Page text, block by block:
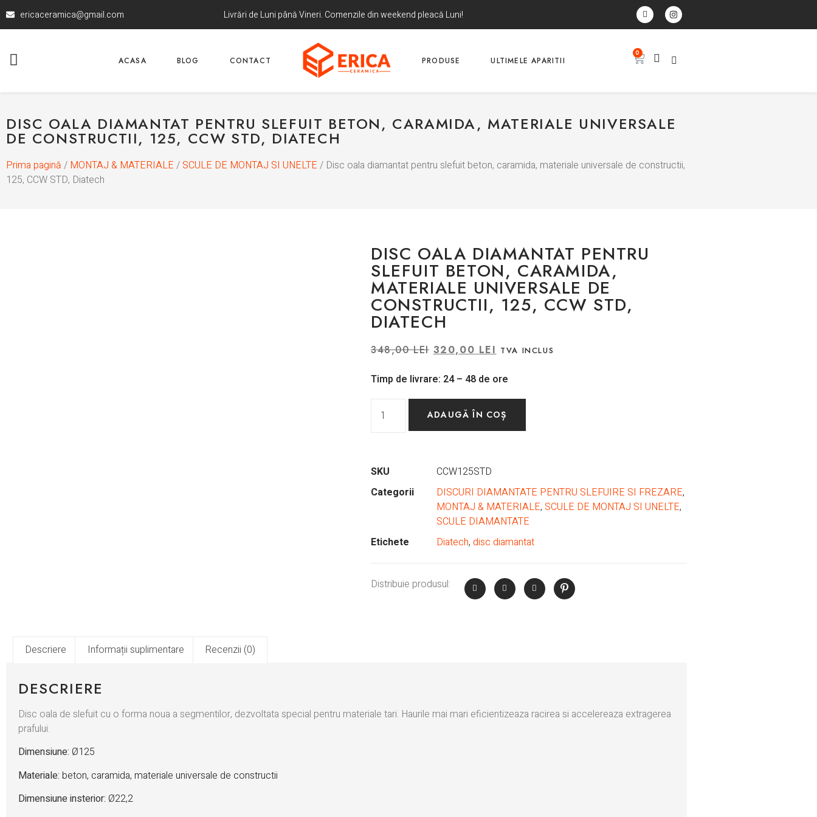
ericaceramica@gmail.com Livrări de Luni până Vineri. Comenzile din weekend pleacă Luni!
ACASA BLOG CONTACT PRODUSE ULTIMELE APARITII
0
DISC OALA DIAMANTAT PENTRU SLEFUIT BETON, CARAMIDA, MATERIALE UNIVERSALE
DE CONSTRUCTII, 125, CCW STD, DIATECH
Prima pagină / MONTAJ & MATERIALE / SCULE DE MONTAJ SI UNELTE / Disc oala diamantat pentru slefuit beton, caramida, materiale universale de constructii,
125, CCW STD, Diatech
DISC OALA DIAMANTAT PENTRU
SLEFUIT BETON, CARAMIDA,
MATERIALE UNIVERSALE DE
CONSTRUCTII, 125, CCW STD,
DIATECH
348,00LEI 320,00 LEI TVA INCLUS
Timp de livrare: 24 – 48 de ore
ADAUGĂ ÎN COȘ
SKU
CCW125STD
Categorii
DISCURI DIAMANTATE PENTRU SLEFUIRE SI FREZARE,
MONTAJ & MATERIALE, SCULE DE MONTAJ SI UNELTE,
SCULE DIAMANTATE
Etichete
Diatech, disc diamantat
Distribuie produsul:
Descriere Informații suplimentare Recenzii (0)
DESCRIERE
Disc oala de slefuit cu o forma noua a segmentilor, dezvoltata special pentru materiale tari. Haurile mai mari eficientizeaza racirea si accelereaza extragerea
prafului.
Dimensiune: Ø125
Materiale: beton, caramida, materiale universale de constructii
Dimensiune insterior: Ø22,2